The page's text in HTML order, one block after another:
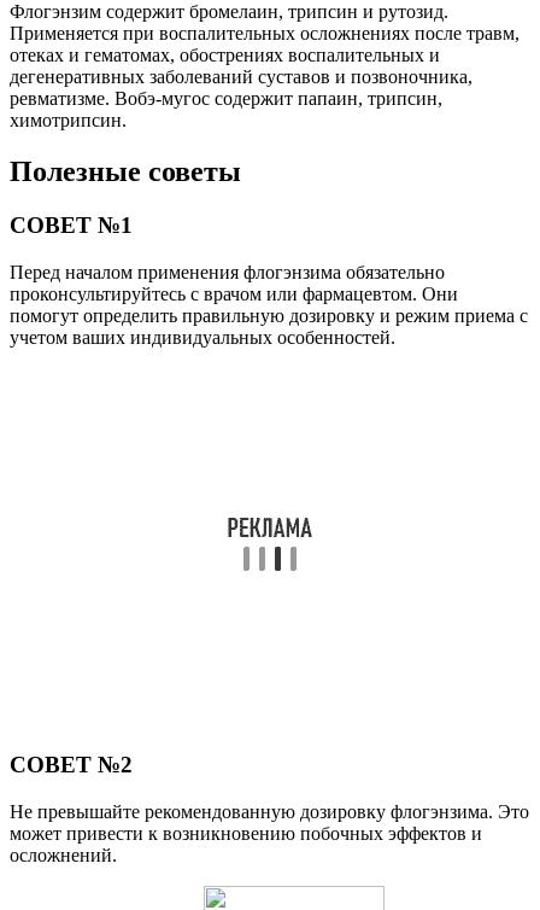
Флогэнзим содержит бромелаин, трипсин и рутозид.
Применяется при воспалительных осложнениях после травм,
отеках и гематомах, обострениях воспалительных и
дегенеративных заболеваний суставов и позвоночника,
ревматизме. Вобэ-мугос содержит папаин, трипсин,
химотрипсин.
Полезные советы
СОВЕТ №1
Перед началом применения флогэнзима обязательно
проконсультируйтесь с врачом или фармацевтом. Они
помогут определить правильную дозировку и режим приема с
учетом ваших индивидуальных особенностей.
СОВЕТ №2
Не превышайте рекомендованную дозировку флогэнзима. Это
может привести к возникновению побочных эффектов и
осложнений.